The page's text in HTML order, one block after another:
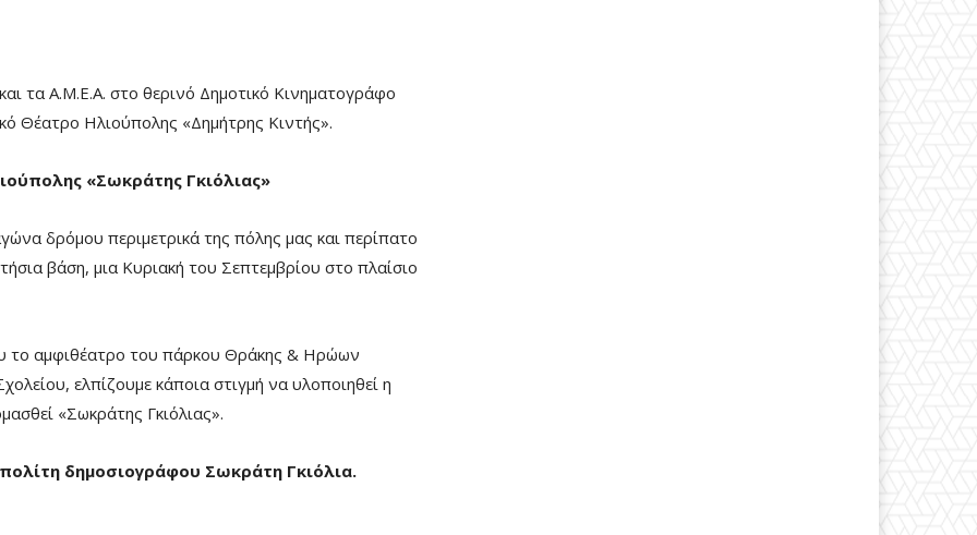
τα Α.Μ.Ε.Α. στο θερινό Δημοτικό Κινηματογράφο
Θέατρο Ηλιούπολης «Δημήτρης Κιντής».
«Σωκράτης Γκιόλιας»
δρόμου περιμετρικά της πόλης μας και περίπατο
βάση, μια Κυριακή του Σεπτεμβρίου στο πλαίσιο
το αμφιθέατρο του πάρκου Θράκης & Ηρώων
ελπίζουμε κάποια στιγμή να υλοποιηθεί η
«Σωκράτης Γκιόλιας».
δημοσιογράφου Σωκράτη Γκιόλια.